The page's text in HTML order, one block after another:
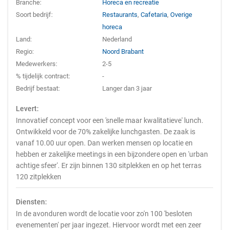
Branche:
Horeca en recreatie
Soort bedrijf:
Restaurants,Cafetaria,Overige
horeca
Land:
Nederland
Regio:
Noord Brabant
Medewerkers:
2-5
% tijdelijk contract:
-
Bedrijf bestaat:
Langer dan 3 jaar
Levert:
Innovatief concept voor een 'snelle maar kwalitatieve' lunch.
Ontwikkeld voor de 70% zakelijke lunchgasten. De zaak is
vanaf 10.00 uur open. Dan werken mensen op locatie en
hebben er zakelijke meetings in een bijzondere open en 'urban
achtige sfeer'. Er zijn binnen 130 sitplekken en op het terras
120 zitplekken
Diensten:
In de avonduren wordt de locatie voor zo'n 100 'besloten
evenementen' per jaar ingezet. Hiervoor wordt met een zeer